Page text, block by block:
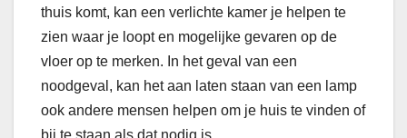
thuis komt, kan een verlichte kamer je helpen te
zien waar je loopt en mogelijke gevaren op de
vloer op te merken. In het geval van een
noodgeval, kan het aan laten staan van een lamp
ook andere mensen helpen om je huis te vinden of
bij te staan als dat nodig is.